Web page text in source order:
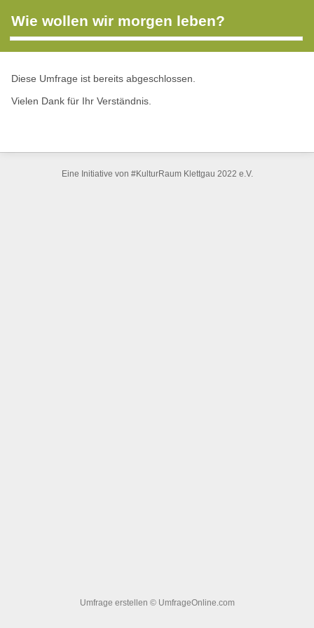
Wie wollen wir morgen leben?
Diese Umfrage ist bereits abgeschlossen.
Vielen Dank für Ihr Verständnis.
Eine Initiative von #KulturRaum Klettgau 2022 e.V.
Umfrage erstellen © UmfrageOnline.com